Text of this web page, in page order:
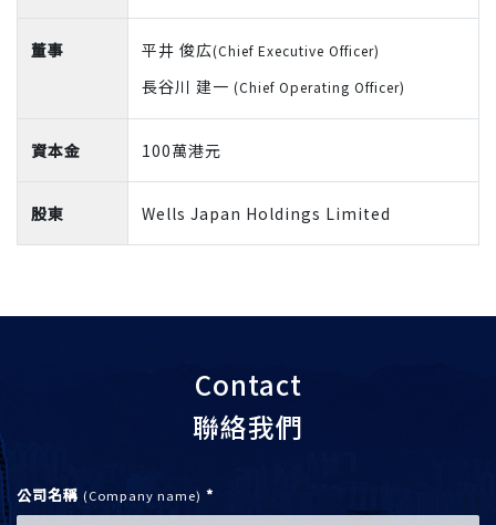
董事 平井 俊広(Chief Executive Officer)
長谷川 建一 (Chief Operating Officer)
資本金 100萬港元
股東 Wells Japan Holdings Limited
Contact
聯絡我們
公司名稱 (Company name) *